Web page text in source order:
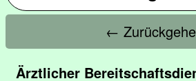
←
Ärztlicher